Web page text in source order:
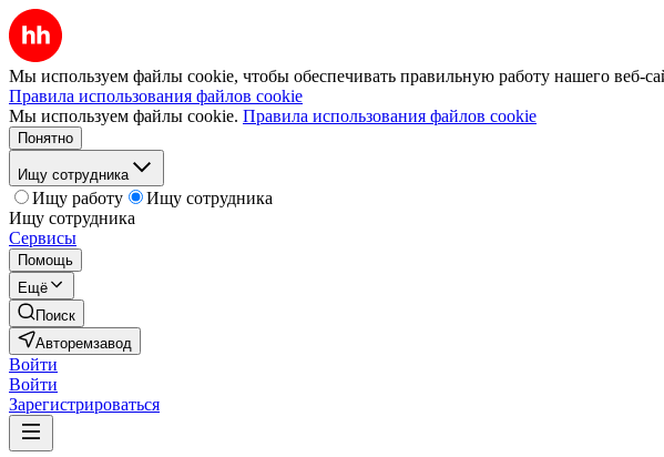
Мы используем файлы cookie, чтобы обеспечивать правильную работу нашего веб-
Правила использования файлов cookie
Мы используем файлы cookie. Правила использования файлов cookie
Понятно
Ищу сотрудника
Ищу работу
Ищу сотрудника
Ищу сотрудника
Сервисы
Помощь
Ещё
Поиск
Авторемзавод
Войти
Войти
Зарегистрироваться